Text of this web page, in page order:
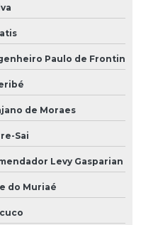
Paulo de Frontin
de Moraes
Sai
Levy Gasparian
do Muriaé